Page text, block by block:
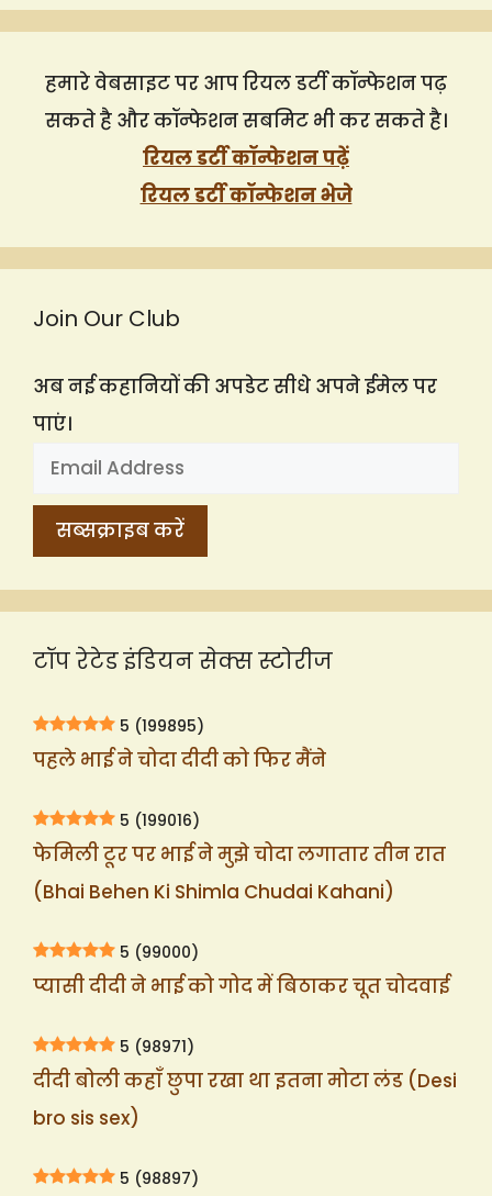
हमारे वेबसाइट पर आप रियल डर्टी कॉन्फेशन पढ़
सकते है और कॉन्फेशन सबमिट भी कर सकते है।
रियल डर्टी कॉन्फेशन पढ़ें
रियल डर्टी कॉन्फेशन भेजे
Join Our Club
अब नई कहानियों की अपडेट सीधे अपने ईमेल पर
पाएं।
टॉप रेटेड इंडियन सेक्स स्टोरीज
5 (199895)
पहले भाई ने चोदा दीदी को फिर मैंने
5 (199016)
फेमिली टूर पर भाई ने मुझे चोदा लगातार तीन रात
(Bhai Behen Ki Shimla Chudai Kahani)
5 (99000)
प्यासी दीदी ने भाई को गोद में बिठाकर चूत चोदवाई
5 (98971)
दीदी बोली कहाँ छुपा रखा था इतना मोटा लंड (Desi
bro sis sex)
5 (98897)